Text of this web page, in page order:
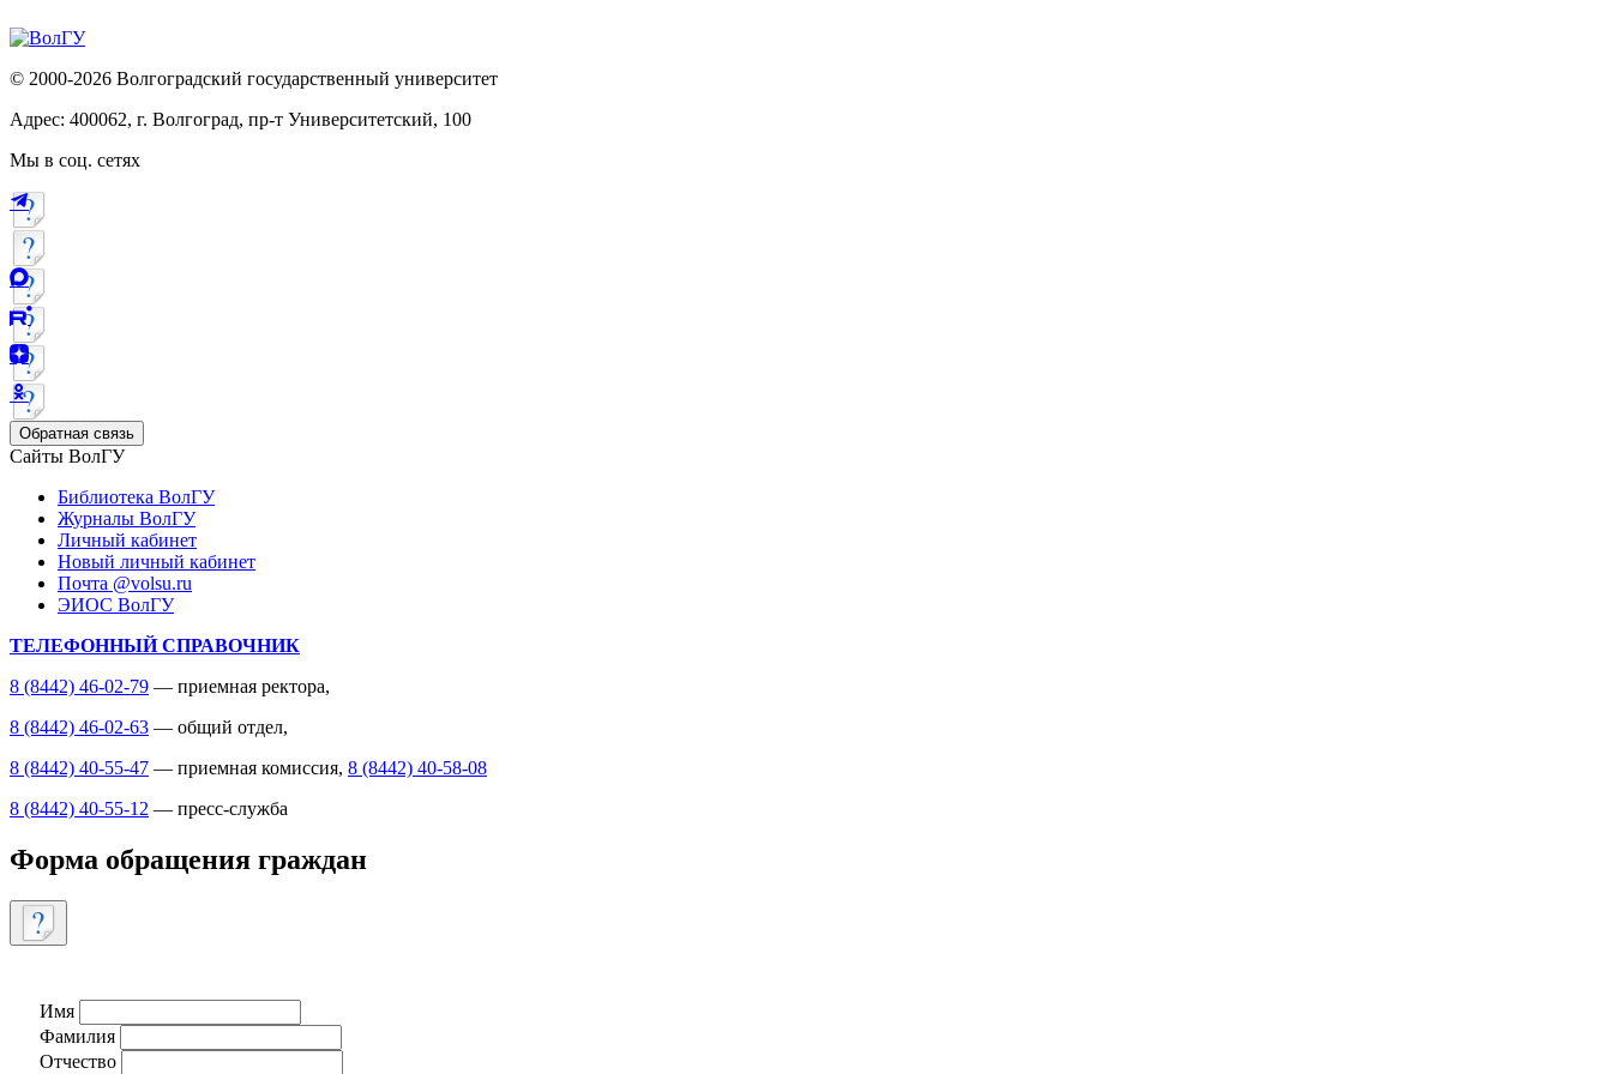
© 2000-2026 Волгоградский государственный университет
Адрес: 400062, г. Волгоград, пр-т Университетский, 100
Мы в соц. сетях
Обратная связь
Сайты ВолГУ
Библиотека ВолГУ
Журналы ВолГУ
Личный кабинет
Новый личный кабинет
Почта @volsu.ru
ЭИОС ВолГУ
ТЕЛЕФОННЫЙ СПРАВОЧНИК
8 (8442) 46-02-79 — приемная ректора,
8 (8442) 46-02-63 — общий отдел,
8 (8442) 40-55-47 — приемная комиссия, 8 (8442) 40-58-08
8 (8442) 40-55-12 — пресс-служба
Форма обращения граждан
Имя
Фамилия
Отчество